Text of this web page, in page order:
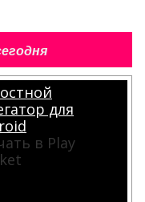
для
в Play